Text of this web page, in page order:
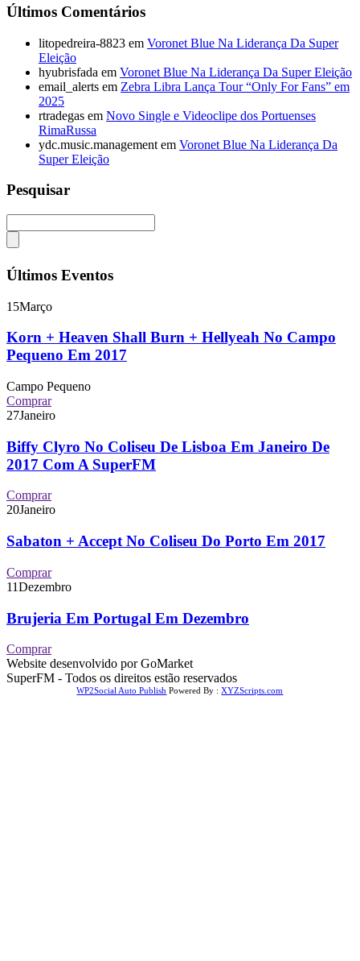
Últimos Comentários
litopedreira-8823 em Voronet Blue Na Liderança Da Super
Eleição
hyubrisfada em Voronet Blue Na Liderança Da Super Eleição
email_alerts em Zebra Libra Lança Tour “Only For Fans” em
2025
rtradegas em Novo Single e Videoclipe dos Portuenses
RimaRussa
ydc.music.management em Voronet Blue Na Liderança Da
Super Eleição
Pesquisar
Últimos Eventos
15Março
Korn + Heaven Shall Burn + Hellyeah No Campo
Pequeno Em 2017
Campo Pequeno
Comprar
27Janeiro
Biffy Clyro No Coliseu De Lisboa Em Janeiro De
2017 Com A SuperFM
Comprar
20Janeiro
Sabaton + Accept No Coliseu Do Porto Em 2017
Comprar
11Dezembro
Brujeria Em Portugal Em Dezembro
Comprar
Website desenvolvido por GoMarket
SuperFM - Todos os direitos estão reservados
WP2Social Auto Publish Powered By :XYZScripts.com